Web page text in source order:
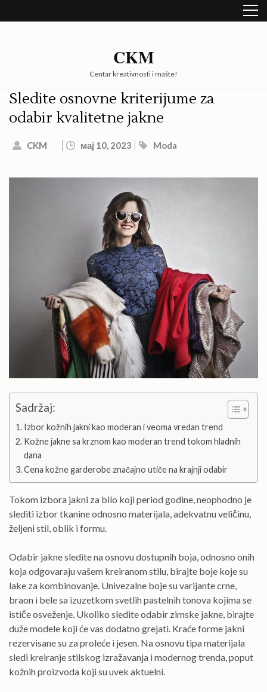
to
CKM
Centar kreativnosti i mašte!
Sledite osnovne kriterijume za
odabir kvalitetne jakne
CKM мај 10, 2023 Moda
Sadržaj:
Izbor kožnih jakni kao moderan i veoma vredan trend
Kožne jakne sa krznom kao moderan trend tokom hladnih
dana
Cena kožne garderobe značajno utiče na krajnji odabir
Tokom izbora jakni za bilo koji period godine, neophodno je
slediti izbor tkanine odnosno materijala, adekvatnu veličinu,
željeni stil, oblik i formu.
Odabir jakne sledite na osnovu dostupnih boja, odnosno onih
koja odgovaraju vašem kreiranom stilu, birajte boje koje su
lake za kombinovanje. Univezalne boje su varijante crne,
braon i bele sa izuzetkom svetlih pastelnih tonova kojima se
ističe osveženje. Ukoliko sledite odabir zimske jakne, birajte
duže modele koji će vas dodatno grejati. Kraće forme jakni
rezervisane su za proleće i jesen. Na osnovu tipa materijala
sledi kreiranje stilskog izražavanja i modernog trenda, poput
kožnih proizvoda koji su uvek aktuelni.